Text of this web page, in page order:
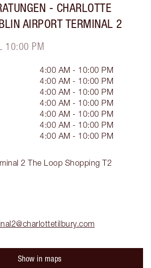
- CHARLOTTE
AIRPORT TERMINAL 2
10:00 PM
2 The Loop Shopping T2
4:00 AM - 10:00 PM
4:00 AM - 10:00 PM
4:00 AM - 10:00 PM
4:00 AM - 10:00 PM
4:00 AM - 10:00 PM
4:00 AM - 10:00 PM
4:00 AM - 10:00 PM
Show in maps